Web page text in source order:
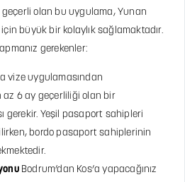
olan bu uygulama, Yunan
büyük bir kolaylık sağlamaktadır.
gerekenler:
vize uygulamasından
6 ay geçerliliği olan bir
gerekir. Yeşil pasaport sahipleri
bordo pasaport sahiplerinin
Bodrum’dan Kos’a yapacağınız